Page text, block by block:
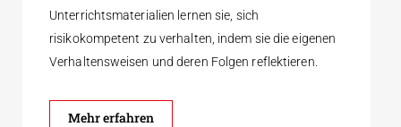
Unterrichtsmaterialien lernen sie, sich
risikokompetent zu verhalten, indem sie die eigenen
Verhaltensweisen und deren Folgen reflektieren.
Mehr erfahren